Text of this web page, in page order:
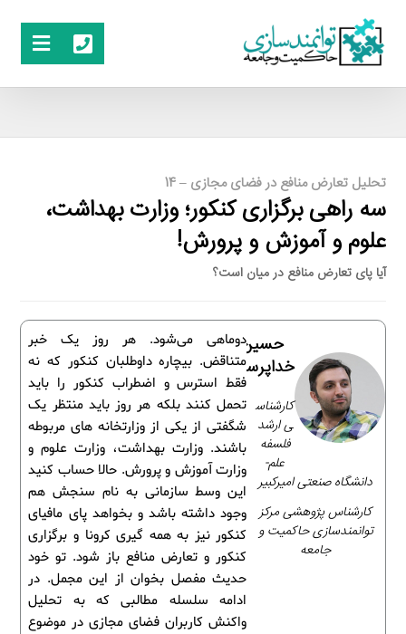
تحلیل تعارض منافع در فضای مجازی – 14
سه راهی برگزاری کنکور؛ وزارت بهداشت،
علوم و آموزش و پرورش!
آیا پای تعارض منافع در میان است؟
دوماهی می‌شود. هر روز یک خبر
متناقض. بیچاره داوطلبان کنکور که نه
فقط استرس و اضطراب کنکور را باید
تحمل کنند بلکه هر روز باید منتظر یک
شگفتی از یکی از وزارتخانه های مربوطه
باشند. وزارت بهداشت، وزارت علوم و
وزارت آموزش و پرورش. حالا حساب کنید
این وسط سازمانی به نام سنجش هم
وجود داشته باشد و بخواهد پای مافیای
کنکور نیز به همه گیری کرونا و برگزاری
کنکور و تعارض منافع باز شود. تو خود
حدیث مفصل بخوان از این مجمل. در
ادامه سلسله مطالبی که به تحلیل
واکنش کاربران فضای مجازی در موضوع
حسین
خداپرست
کارشناس
ی ارشد
فلسفه
علم-
دانشگاه صنعتی امیرکبیر
کارشناس پژوهشی مرکز
توانمندسازی حاکمیت و
جامعه